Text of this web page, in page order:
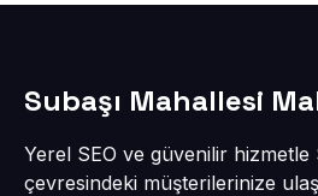
Subaşı Mahallesi
Yerel SEO ve güvenilir hizmetle
çevresindeki müşterilerinize